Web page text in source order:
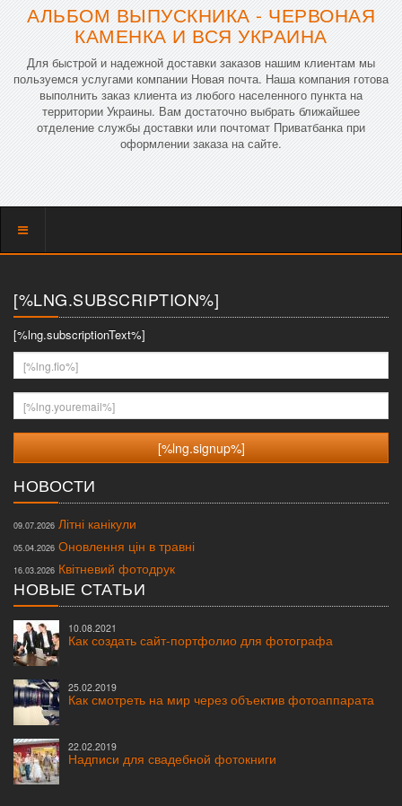
АЛЬБОМ ВЫПУСКНИКА - ЧЕРВОНАЯ
КАМЕНКА И ВСЯ УКРАИНА
Для быстрой и надежной доставки заказов нашим клиентам мы
пользуемся услугами компании Новая почта. Наша компания готова
выполнить заказ клиента из любого населенного пункта на
территории Украины. Вам достаточно выбрать ближайшее
отделение службы доставки или почтомат Приватбанка при
оформлении заказа на сайте.
Показать
[%LNG.SUBSCRIPTION%]
[%lng.subscriptionText%]
[%lng.fio%]
[%lng.youremail%]
НОВОСТИ
09.07.2026 Літні канікули
05.04.2026 Оновлення цін в травні
16.03.2026 Квітневий фотодрук
НОВЫЕ СТАТЬИ
10.08.2021
Как создать сайт-портфолио для фотографа
25.02.2019
Как смотреть на мир через объектив фотоаппарата
22.02.2019
Надписи для свадебной фотокниги